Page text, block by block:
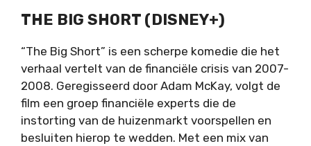
THE BIG SHORT (DISNEY+)
“The Big Short” is een scherpe komedie die het
verhaal vertelt van de financiële crisis van 2007-
2008. Geregisseerd door Adam McKay, volgt de
film een groep financiële experts die de
instorting van de huizenmarkt voorspellen en
besluiten hierop te wedden. Met een mix van